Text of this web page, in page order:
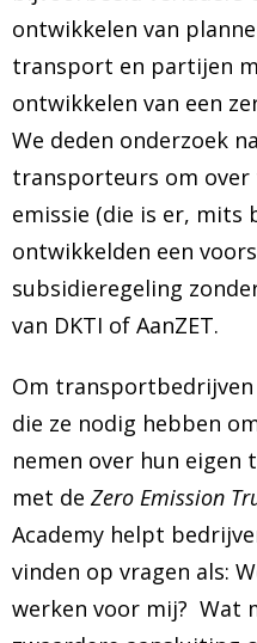
ontwikkelen van
transport en partijen
ontwikkelen van een
We deden onderzoek
transporteurs om
emissie (die is er, mits
ontwikkelden een
subsidieregeling
van DKTI of AanZET.
Om
die ze nodig hebben
nemen over hun eigen
met de Zero Emission
Academy helpt
vinden op vragen als:
werken voor mij? Wat